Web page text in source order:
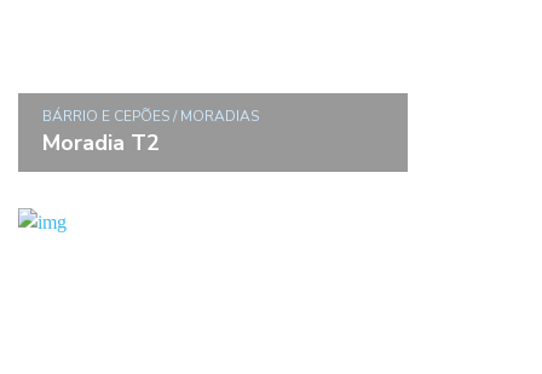
BÁRRIO E CEPÕES / MORADIAS
Moradia T2